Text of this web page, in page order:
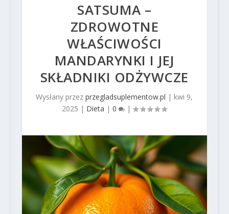
SATSUMA –
ZDROWOTNE
WŁAŚCIWOŚCI
MANDARYNKI I JEJ
SKŁADNIKI ODŻYWCZE
Wysłany przezprzegladsuplementow.pl | kwi 9,
2025 | Dieta |0 |